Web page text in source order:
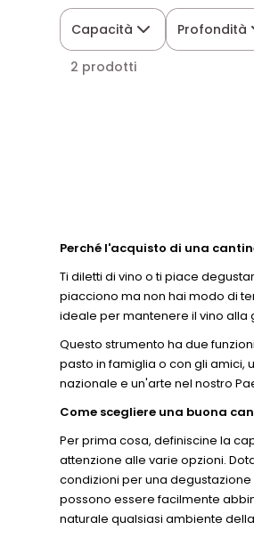
Capacità Profondità
2 prodotti
Perché l'acquisto di una
Ti diletti di vino o ti piace
piacciono ma non hai modo di
ideale per mantenere il vino
Questo strumento ha due
pasto in famiglia o con gli amici,
nazionale e un'arte nel nostro
Come scegliere una buona
Per prima cosa, definiscine la
attenzione alle varie opzioni.
condizioni per una
possono essere facilmente
naturale qualsiasi ambiente